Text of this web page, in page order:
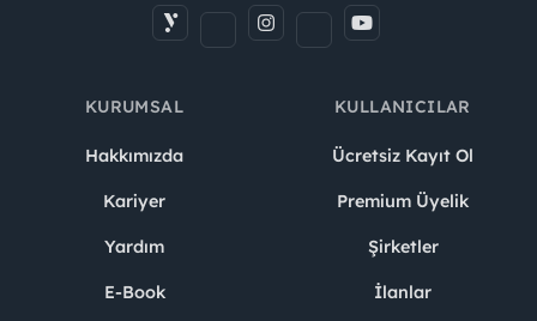
KURUMSAL
Hakkımızda
Kariyer
Yardım
E-Book
KULLANICILAR
Ücretsiz Kayıt Ol
Premium Üyelik
Şirketler
İlanlar